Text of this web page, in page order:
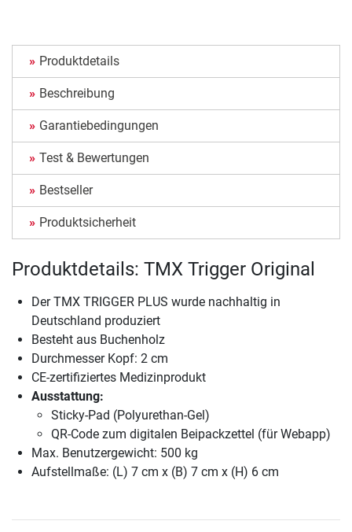
Produktdetails
Beschreibung
Garantiebedingungen
Test & Bewertungen
Bestseller
Produktsicherheit
Produktdetails: TMX Trigger Original
Der TMX TRIGGER PLUS wurde nachhaltig in
Deutschland produziert
Besteht aus Buchenholz
Durchmesser Kopf: 2 cm
CE-zertifiziertes Medizinprodukt
Ausstattung:
Sticky-Pad (Polyurethan-Gel)
QR-Code zum digitalen Beipackzettel (für Webapp)
Max. Benutzergewicht: 500 kg
Aufstellmaße: (L) 7 cm x (B) 7 cm x (H) 6 cm